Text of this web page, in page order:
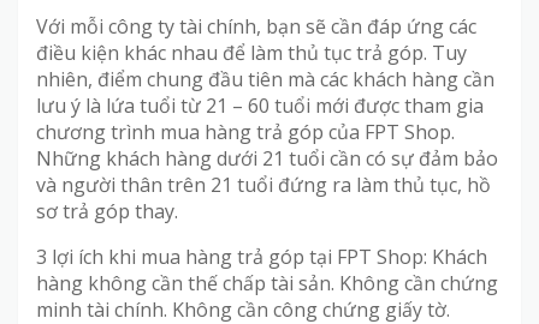
Với mỗi công ty tài chính, bạn sẽ cần đáp ứng các
điều kiện khác nhau để làm thủ tục trả góp. Tuy
nhiên, điểm chung đầu tiên mà các khách hàng cần
lưu ý là lứa tuổi từ 21 – 60 tuổi mới được tham gia
chương trình mua hàng trả góp của FPT Shop.
Những khách hàng dưới 21 tuổi cần có sự đảm bảo
và người thân trên 21 tuổi đứng ra làm thủ tục, hồ
sơ trả góp thay.
3 lợi ích khi mua hàng trả góp tại FPT Shop: Khách
hàng không cần thế chấp tài sản. Không cần chứng
minh tài chính. Không cần công chứng giấy tờ.